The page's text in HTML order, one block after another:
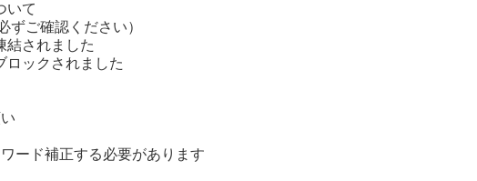
いて
ずご確認ください）
結されました
ロックされました
ード補正する必要があります